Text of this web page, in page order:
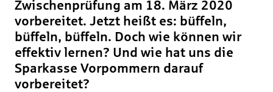
Zwischenprüfung am 18. März 2020
vorbereitet. Jetzt heißt es: büffeln,
büffeln, büffeln. Doch wie können wir
effektiv lernen? Und wie hat uns die
Sparkasse Vorpommern darauf
vorbereitet?